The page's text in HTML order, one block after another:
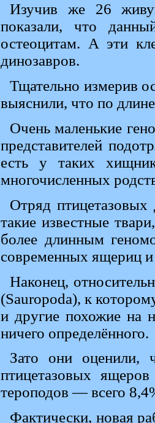
Изучив же 26
показали, что
остеоцитам. А эти
динозавров.
Тщательно измерив
выяснили, что по
Очень маленькие
представителей
есть у таких
многочисленных
Отряд
такие известные
более длинным
современных ящериц
Наконец,
(Sauropoda), к
и другие похожие на
ничего определённого.
Зато они оценили,
птицетазовых
тероподов — всего
Фактически, новая